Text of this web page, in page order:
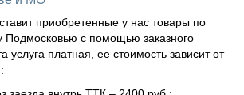
приобретенные у нас товары по
Подмосковью с помощью заказного
услуга платная, ее стоимость зависит от